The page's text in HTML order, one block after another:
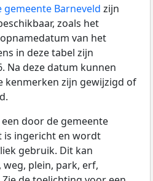
gemeente Barneveld zijn
zoals het
van het
in deze tabel zijn
Na deze datum kunnen
kenmerken zijn gewijzigd of
door de gemeente
is ingericht en wordt
gebruik. Dit kan
plein, park, erf,